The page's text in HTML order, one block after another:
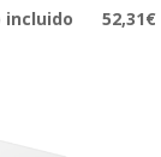
incluido
52,31€